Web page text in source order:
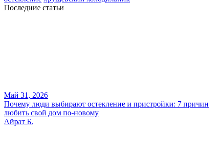
Последние статьи
Май 31, 2026
Почему люди выбирают остекление и пристройки: 7 причин
любить свой дом по-новому
Айрат Б.